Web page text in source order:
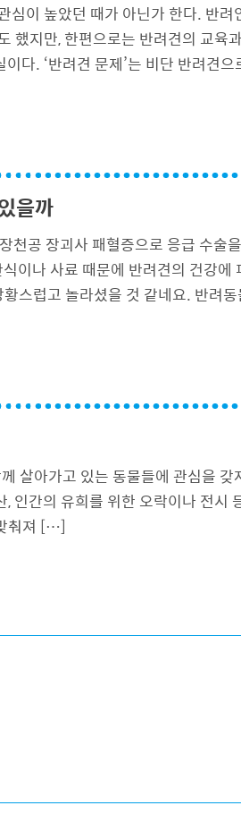
이 높았던 때가 아닌가 한다. 반려
했지만, 한편으로는 반려견의 교육
다. ‘반려견 문제’는 비단 반려견
을까
천공 장괴사 패혈증으로 응급 수술
이나 사료 때문에 반려견의 건강에
스럽고 놀라셨을 것 같네요. 반려
살아가고 있는 동물들에 관심을 갖
인간의 유희를 위한 오락이나 전시
춰져 […]